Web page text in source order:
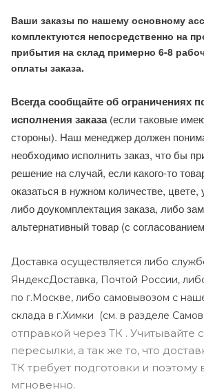
Ваши заказы по нашему основному
комплектуются непосредственно на
прибытия на склад примерно 6-8
оплаты заказа.
Всегда сообщайте об ограничениях
исполнения заказа(если таковые
стороны). Наш менеджер должен
необходимо исполнить заказ, что бы
решение на случай, если какого-то
оказаться в нужном количестве, цвете,
либо доукомплектация заказа, либо
альтернативный товар (с
Доставка осуществляется либо
ЯндексДоставка, Почтой России,
по г.Москве, либо самовывозом с
склада в г.Химки (см. в разделе
отправкой через ТК . Учитывайте
пересылки, а так же то, что
ТК требует подготовки и
мгновенно.